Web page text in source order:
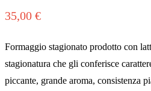
35,00 €
Formaggio stagionato prodotto con
stagionatura che gli conferisce
piccante, grande aroma, consistenza